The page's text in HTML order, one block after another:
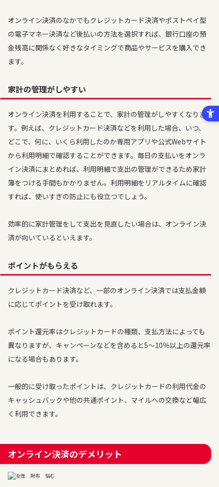
オンライン決済のなかでもクレジットカード決済やポストペイ型
の電子マネー決済など後払いの方法を選択すれば、銀行口座の預
金残高に関係なく好きなタイミングで商品やサービスを購入でき
ます。
家計の管理がしやすい
オンライン決済を利用することで、家計の管理がしやすくなりま
す。例えば、クレジットカード決済などを利用した場合、いつ、
どこで、何に、いくら利用したのか専用アプリや公式Webサイト
から利用明細で確認することができます。毎日の支払いをオンラ
イン決済にまとめれば、利用明細で支出の管理ができるため家計
簿をつける手間もかかりません。利用明細をリアルタイムに確認
すれば、使いすぎの防止にも役立つでしょう。
効率的に家計管理をして支出を見直したい場合は、オンライン決
済が向いているといえます。
ポイントがもらえる
クレジットカード決済など、一部のオンライン決済では支払金額
に応じてポイントを受け取れます。
ポイント還元率はクレジットカードの種類、支払方法によっても
異なりますが、キャンペーンなどを含めると5～10％以上の還元率
になる場合もあります。
一般的に受け取ったポイントは、クレジットカードの利用代金の
キャッシュバックや他の共通ポイント、マイルへの交換など幅広
く利用できます。
オンライン決済のデメリット